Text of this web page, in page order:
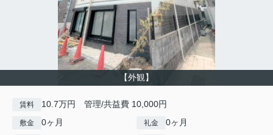
【外観】
賃料 10.7万円 管理/共益費 10,000円
敷金 0ヶ月 礼金 0ヶ月